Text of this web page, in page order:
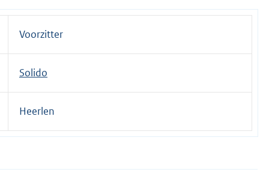
Voorzitter
Solido
Heerlen